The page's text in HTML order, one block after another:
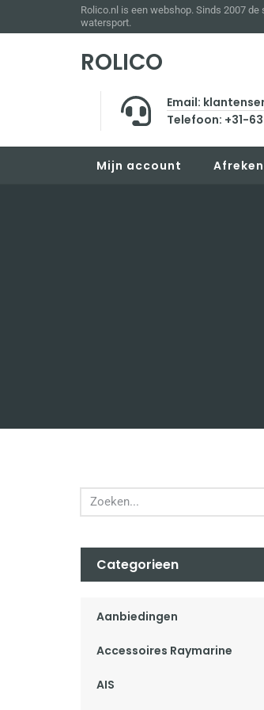
Rolico.nl is een webshop. Sinds 2007
watersport.
ROLICO
Email:
Telefoon: +31-
Mijn account
Categorieen
Aanbiedingen
Accessoires Raymarine
AIS